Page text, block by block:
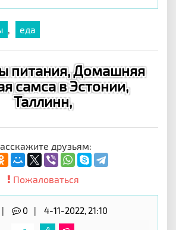
, еда
питания, Домашняя
самса в Эстонии,
Таллинн,
друзьям:
Пожаловаться
0
4-11-2022, 21:10